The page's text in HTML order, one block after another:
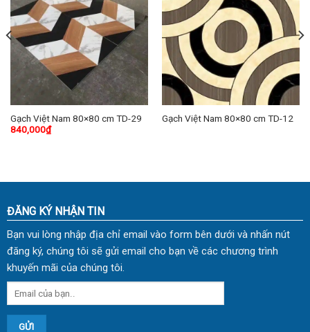
Gạch Việt Nam 80×80 cm TD-29
840,000₫
Gạch Việt Nam 80×80 cm TD-12
ĐĂNG KÝ NHẬN TIN
Bạn vui lòng nhập địa chỉ email vào form bên dưới và nhấn nút
đăng ký, chúng tôi sẽ gửi email cho bạn về các chương trình
khuyến mãi của chúng tôi.